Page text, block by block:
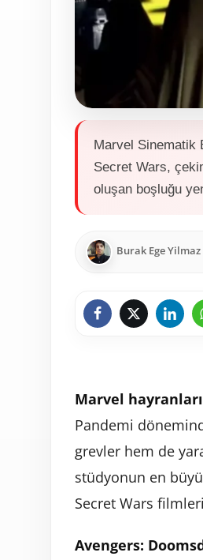
Marvel Sinematik
Secret Wars,
oluşan boşluğu
Burak Ege Yilmaz
Marvel
Pandemi
grevler hem de
stüdyonun en
Secret Wars
Avengers: